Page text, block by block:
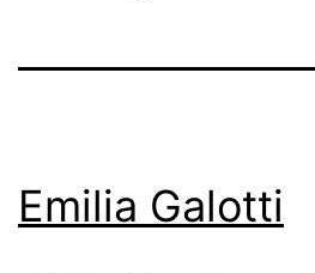
Emilia Galotti